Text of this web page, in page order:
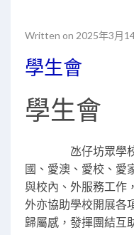
Written on 2025年3月
學生會
學生會
氹仔坊眾學
國、愛澳、愛校、愛
與校內、 外服務工作
外亦協助學校開展各
歸屬感，發揮團結互